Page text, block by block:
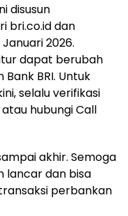
disusun
bri.co.id dan
2026.
dapat berubah
BRI. Untuk
selalu verifikasi
hubungi Call
akhir. Semoga
lancar dan bisa
perbankan